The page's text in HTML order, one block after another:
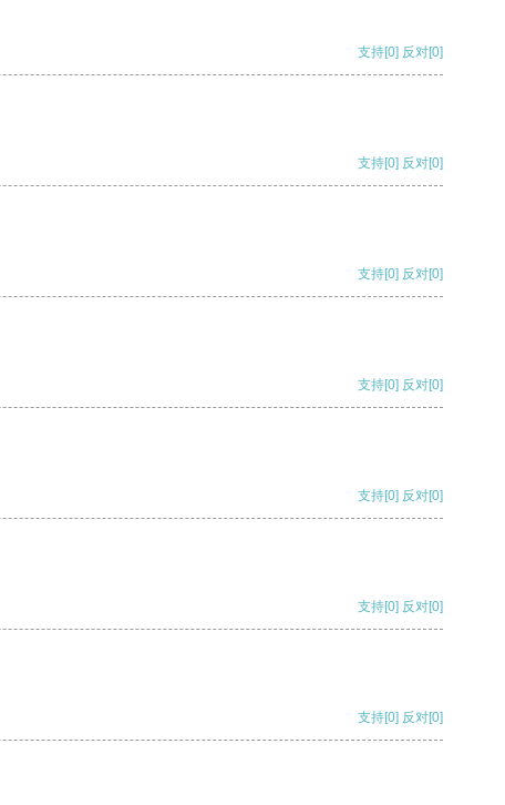
支持[0] 反对[0]
支持[0] 反对[0]
支持[0] 反对[0]
支持[0] 反对[0]
支持[0] 反对[0]
支持[0] 反对[0]
支持[0] 反对[0]